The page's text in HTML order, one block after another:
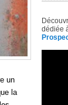
un
la
dédiée